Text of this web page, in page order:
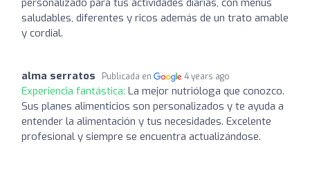
saludables, diferentes y ricos además de un trato amable
y cordial.
alma serratos Publicada en 4 years ago
Experiencia fantástica: La mejor nutrióloga que conozco.
Sus planes alimenticios son personalizados y te ayuda a
entender la alimentación y tus necesidades. Excelente
profesional y siempre se encuentra actualizándose.